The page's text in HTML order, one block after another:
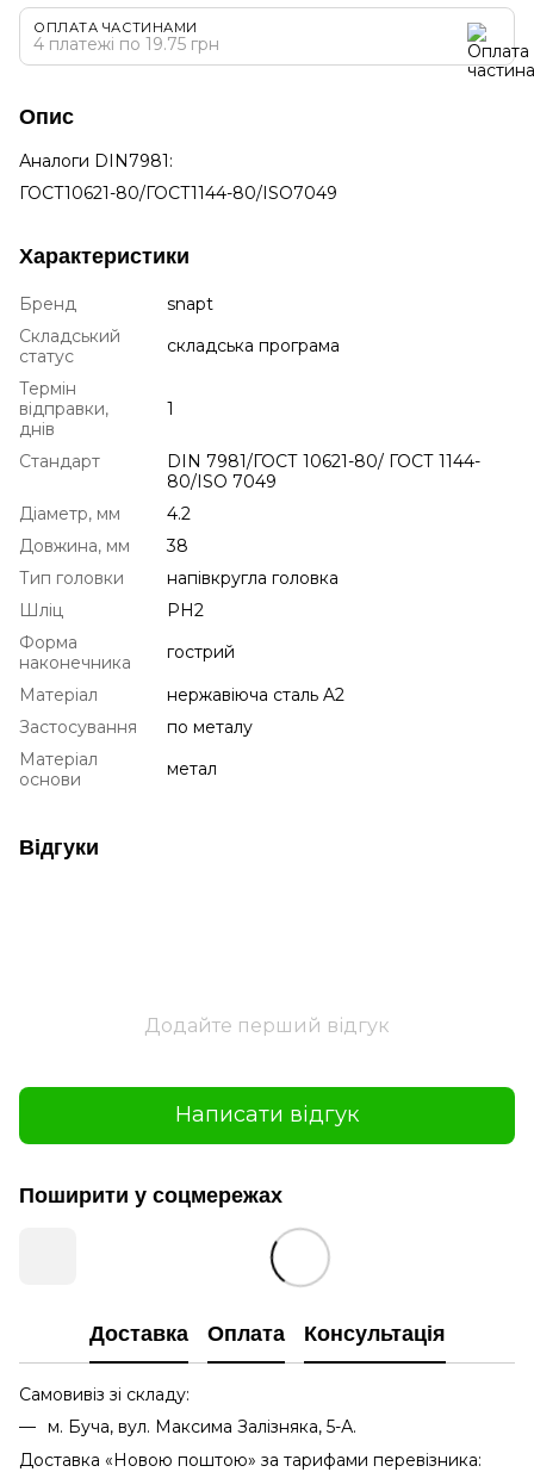
ОПЛАТА ЧАСТИНАМИ
4 платежі по 19.75 грн
Опис
Аналоги DIN7981:
ГОСТ10621-80/ГОСТ1144-80/ISO7049
Характеристики
Бренд
snapt
Складський
статус
складська програма
Термін
відправки,
днів
1
Стандарт
DIN 7981/ГОСТ 10621-80/ ГОСТ 1144-
80/ISO 7049
Діаметр, мм
4.2
Довжина, мм
38
Тип головки
напівкругла головка
Шліц
PH2
Форма
наконечника
гострий
Матеріал
нержавіюча сталь A2
Застосування
по металу
Матеріал
основи
метал
Відгуки
Додайте перший відгук
Написати відгук
Поширити у соцмережах
Доставка Оплата Консультація
Самовивіз зі складу:
м. Буча, вул. Максима Залізняка, 5-А.
Доставка «Новою поштою» за тарифами перевізника: